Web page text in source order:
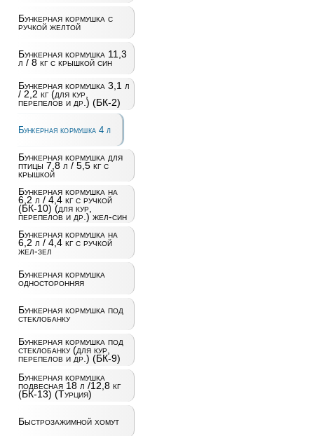
Бункерная кормушка с
ручкой желтой
Бункерная кормушка 11,3
л / 8 кг с крышкой син
Бункерная кормушка 3,1 л
/ 2,2 кг (для кур,
перепелов и др.) (БК-2)
Бункерная кормушка 4 л
Бункерная кормушка для
птицы 7,8 л / 5,5 кг с
крышкой
Бункерная кормушка на
6,2 л / 4,4 кг с ручкой
(БК-10) (для кур,
перепелов и др.) жел-син
Бункерная кормушка на
6,2 л / 4,4 кг с ручкой
жел-зел
Бункерная кормушка
односторонняя
Бункерная кормушка под
стеклобанку
Бункерная кормушка под
стеклобанку (для кур,
перепелов и др.) (БК-9)
Бункерная кормушка
подвесная 18 л /12,8 кг
(БК-13) (Турция)
Быстрозажимной хомут